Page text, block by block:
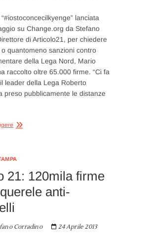
lanciata
su Change.org da Stefano
di Articolo21, per chiedere
o quantomeno sanzioni contro
della Lega Nord, Mario
raccolto oltre 65.000 firme. “Ci fa
leader della Lega Roberto
preso pubblicamente le distanze
21: 120mila firme
anti-
Corradino 24 Aprile 2013